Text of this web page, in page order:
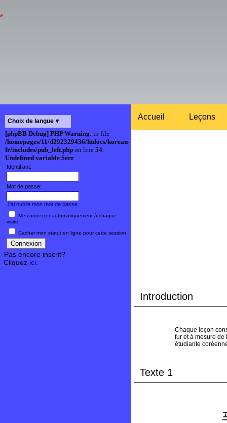
Choix de langue
[phpBB Debug] PHP Warning: in file
/homepages/11/d292329436/htdocs/korean-
fr/includes/pub_left.php on line 54:
Undefined variable $err
Identifiant:
Mot de passe:
J'ai oublié mon mot de passe
Me connecter automatiquement à chaque
visite
Cacher mon statut en ligne pour cette session
Pas encore inscrit?
Cliquez ici
Accueil Leçons
Introduction
Chaque leçon
fur et à mesure
étudiante
Texte 1